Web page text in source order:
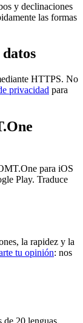
y declinaciones
las formas
HTTPS. No
privacidad para
para iOS
Play. Traduce
la rapidez y la
tu opinión: nos
de 20 lenguas,